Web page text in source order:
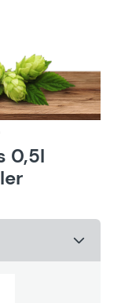
0,5l